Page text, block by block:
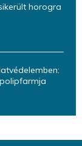
horogra